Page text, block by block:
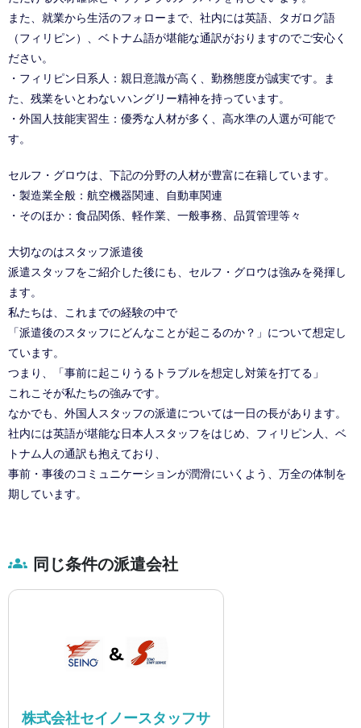
また、就業から生活のフォローまで、社内には英語、タガログ語
（フィリピン）、ベトナム語が堪能な通訳がおりますのでご安心く
ださい。
・フィリピン日系人：親日意識が高く、勤務態度が誠実です。ま
た、残業をいとわないハングリー精神を持っています。
・外国人技能実習生：優秀な人材が多く、高水準の人選が可能で
す。
セルフ・グロウは、下記の分野の人材が豊富に在籍しています。
・製造業全般：航空機器関連、自動車関連
・そのほか：食品関係、軽作業、一般事務、品質管理等々
大切なのはスタッフ派遣後
派遣スタッフをご紹介した後にも、セルフ・グロウは強みを発揮し
ます。
私たちは、これまでの経験の中で
「派遣後のスタッフにどんなことが起こるのか？」について想定し
ています。
つまり、「事前に起こりうるトラブルを想定し対策を打てる」
これこそが私たちの強みです。
なかでも、外国人スタッフの派遣については一日の長があります。
社内には英語が堪能な日本人スタッフをはじめ、フィリピン人、ベ
トナム人の通訳も抱えており、
事前・事後のコミュニケーションが潤滑にいくよう、万全の体制を
期しています。
同じ条件の派遣会社
株式会社セイノースタッフサ